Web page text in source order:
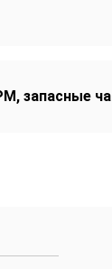
, запасные